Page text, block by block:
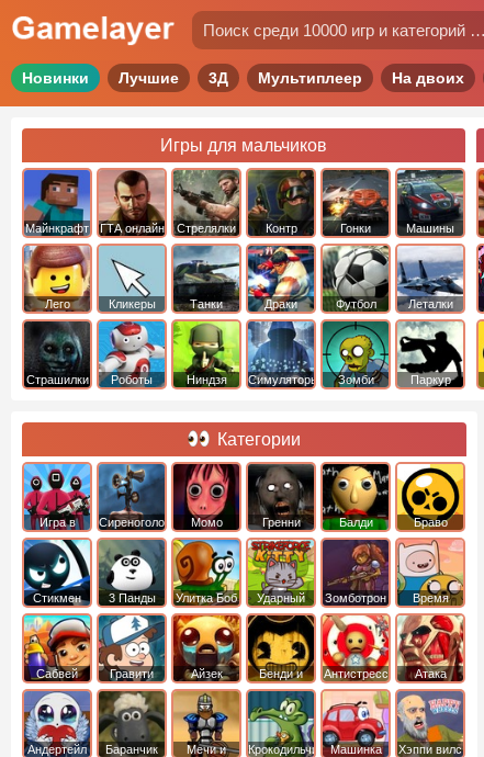
Новинки Лучшие 3Д Мультиплеер На двоих
Игры для мальчиков
Майнкрафт ГТА онлайн Стрелялки
Контр
Страйк
Гонки Машины
Лего Кликеры Танки Драки Футбол Леталки
Страшилки Роботы Ниндзя Симуляторы Зомби Паркур
Категории
Игра в
Кальмара
Сиреноголовый Момо Гренни Балди
Браво
Старс
Стикмен 3 Панды Улитка Боб
Ударный
отряд котят
Зомботрон
Время
Приключений
Сабвей
Серф
Гравити
Фолз
Айзек
Бенди и
Чернильная
машина
Антистресс
Атака
Титанов
Андертейл
Баранчик
Мечи и
Крокодильчик Машинка
Хэппи вилс